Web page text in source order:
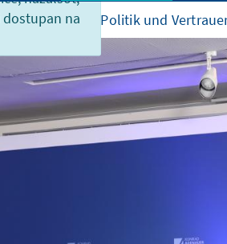
na
priredbama Politik und